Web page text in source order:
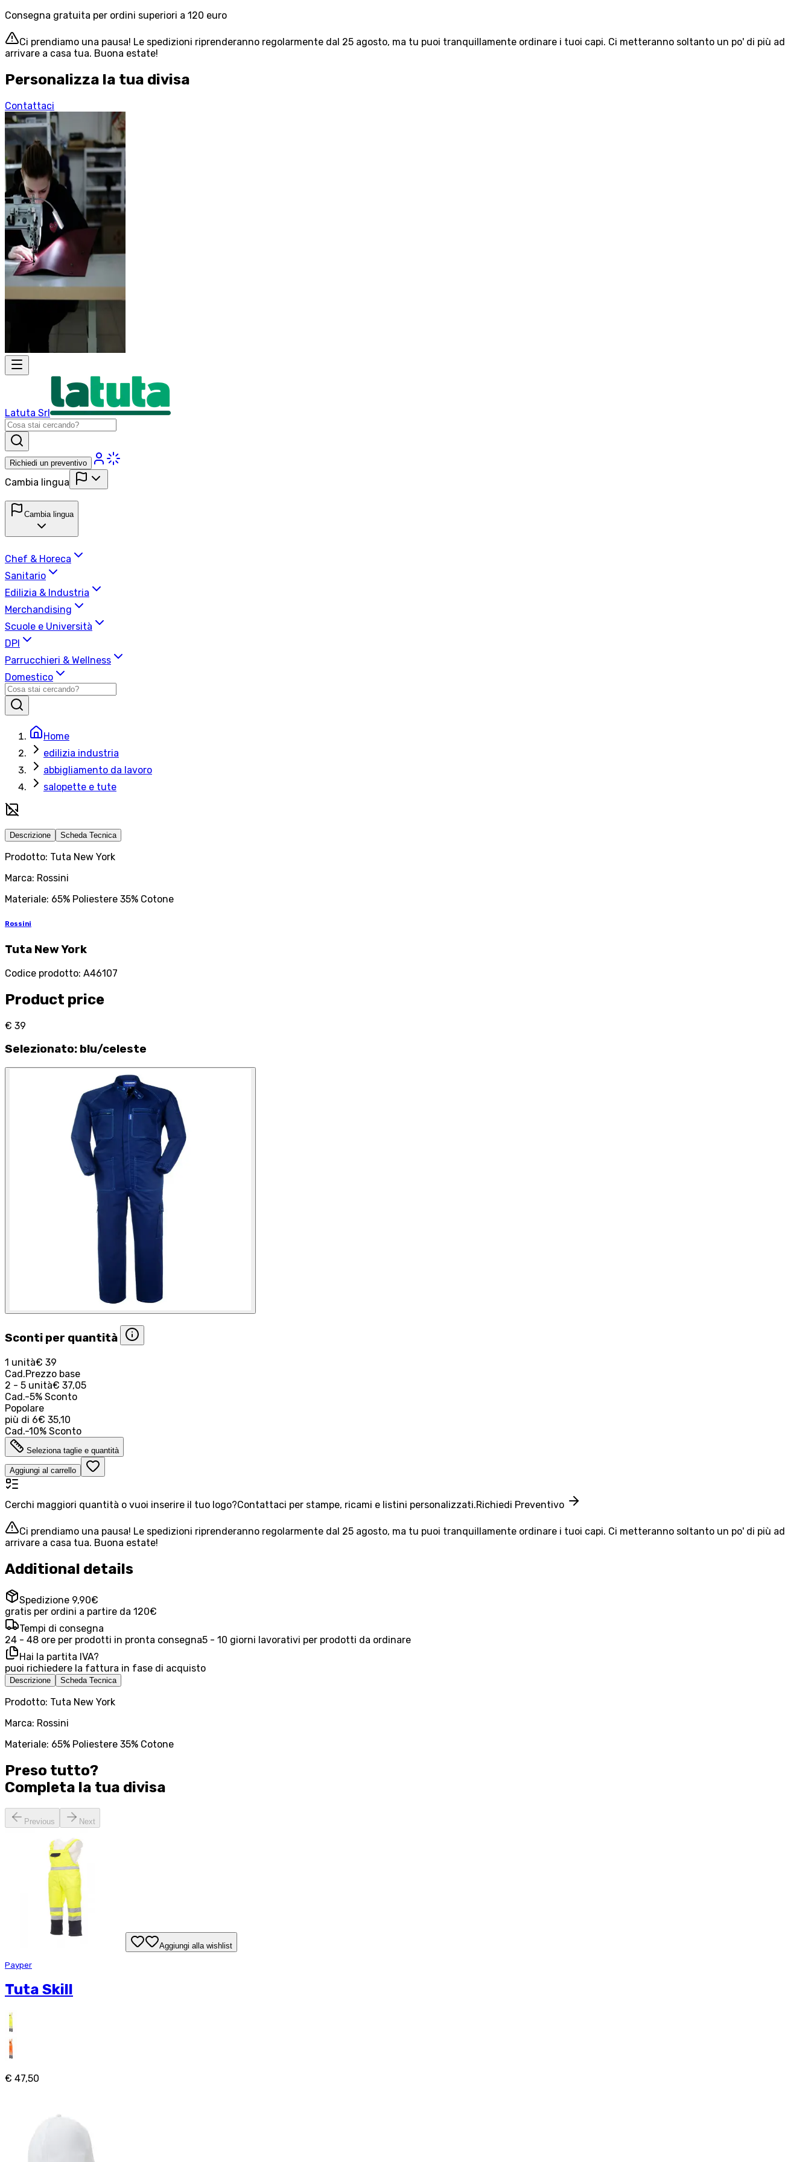
Consegna gratuita per ordini superiori a 120 euro
Ci prendiamo una pausa! Le spedizioni riprenderanno regolarmente dal 25 agosto, ma tu puoi tranquillamente ordinare i tuoi capi. Ci metteranno soltanto un po' di più ad
arrivare a casa tua. Buona estate!
Personalizza la tua divisa
Contattaci
Latuta Srl
Richiedi un preventivo
Cambia lingua
Cambia lingua
Chef & Horeca
Sanitario
Edilizia & Industria
Merchandising
Scuole e Università
DPI
Parrucchieri & Wellness
Domestico
Home
edilizia industria
abbigliamento da lavoro
salopette e tute
Descrizione Scheda Tecnica
Prodotto: Tuta New York
Marca: Rossini
Materiale: 65% Poliestere 35% Cotone
Rossini
Tuta New York
Codice prodotto: A46107
Product price
€ 39
Selezionato: blu/celeste
Sconti per quantità
1 unità€ 39
Cad.Prezzo base
2 - 5 unità€ 37,05
Cad.-5% Sconto
Popolare
più di 6€ 35,10
Cad.-10% Sconto
Seleziona taglie e quantità
Aggiungi al carrello
Cerchi maggiori quantità o vuoi inserire il tuo logo?Contattaci per stampe, ricami e listini personalizzati.Richiedi Preventivo
Ci prendiamo una pausa! Le spedizioni riprenderanno regolarmente dal 25 agosto, ma tu puoi tranquillamente ordinare i tuoi capi. Ci metteranno soltanto un po' di più ad
arrivare a casa tua. Buona estate!
Additional details
Spedizione 9,90€
gratis per ordini a partire da 120€
Tempi di consegna
24 - 48 ore per prodotti in pronta consegna5 - 10 giorni lavorativi per prodotti da ordinare
Hai la partita IVA?
puoi richiedere la fattura in fase di acquisto
Descrizione Scheda Tecnica
Prodotto: Tuta New York
Marca: Rossini
Materiale: 65% Poliestere 35% Cotone
Preso tutto?
Completa la tua divisa
Previous Next
Aggiungi alla wishlist
Payper
Tuta Skill
€ 47,50